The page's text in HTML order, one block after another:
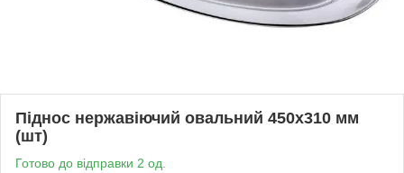
Піднос нержавіючий овальний 450х310 мм
(шт)
Готово до відправки 2 од.